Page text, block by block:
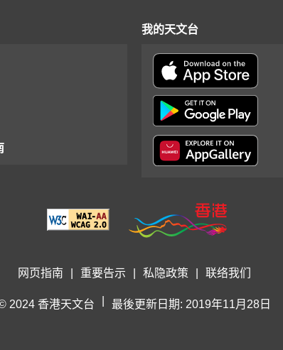
我的天文台
网页指南 重要告示 私隐政策 联络我们
2024 香港天文台 最後更新日期: 2019年11月28日